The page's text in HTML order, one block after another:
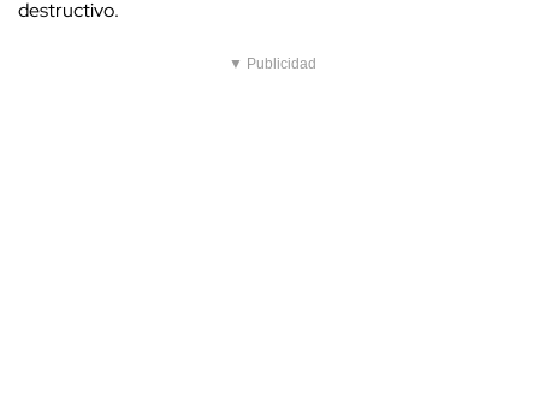
destructivo.
▼ Publicidad